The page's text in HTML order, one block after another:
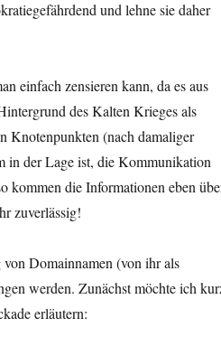
und lehne sie daher
einfach zensieren kann, da es aus
des Kalten Krieges als
Knotenpunkten (nach damaliger
in der Lage ist, die Kommunikation
kommen die Informationen eben
zuverlässig!
Domainnamen (von ihr als
werden. Zunächst möchte ich
erläutern: